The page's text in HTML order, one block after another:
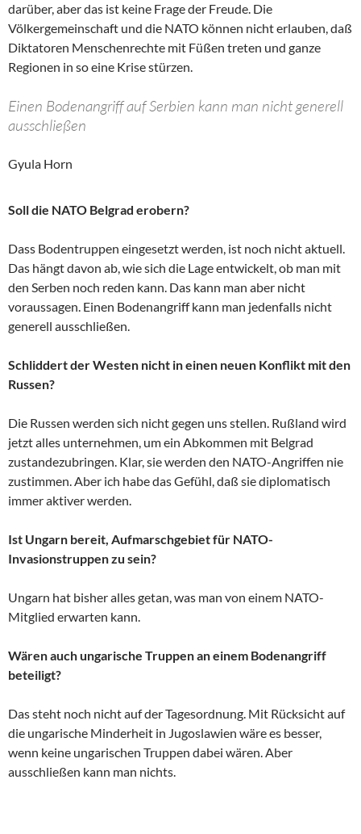
darüber, aber das ist keine Frage der Freude. Die
Völkergemeinschaft und die NATO können nicht erlauben, daß
Diktatoren Menschenrechte mit Füßen treten und ganze
Regionen in so eine Krise stürzen.
Einen Bodenangriff auf Serbien kann man nicht generell
ausschließen
Gyula Horn
Soll die NATO Belgrad erobern?
Dass Bodentruppen eingesetzt werden, ist noch nicht aktuell.
Das hängt davon ab, wie sich die Lage entwickelt, ob man mit
den Serben noch reden kann. Das kann man aber nicht
voraussagen. Einen Bodenangriff kann man jedenfalls nicht
generell ausschließen.
Schliddert der Westen nicht in einen neuen Konflikt mit den
Russen?
Die Russen werden sich nicht gegen uns stellen. Rußland wird
jetzt alles unternehmen, um ein Abkommen mit Belgrad
zustandezubringen. Klar, sie werden den NATO-Angriffen nie
zustimmen. Aber ich habe das Gefühl, daß sie diplomatisch
immer aktiver werden.
Ist Ungarn bereit, Aufmarschgebiet für NATO-
Invasionstruppen zu sein?
Ungarn hat bisher alles getan, was man von einem NATO-
Mitglied erwarten kann.
Wären auch ungarische Truppen an einem Bodenangriff
beteiligt?
Das steht noch nicht auf der Tagesordnung. Mit Rücksicht auf
die ungarische Minderheit in Jugoslawien wäre es besser,
wenn keine ungarischen Truppen dabei wären. Aber
ausschließen kann man nichts.